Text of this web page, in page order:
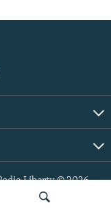
Liberty © 2026